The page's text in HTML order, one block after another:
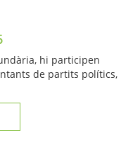
hi participen
de partits polítics,